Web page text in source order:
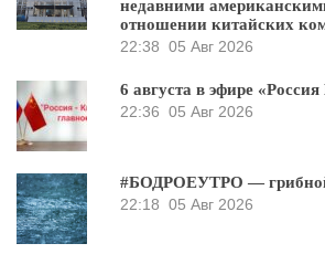
недавними
отношении китайских
22:38 05 Авг 2026
6 августа в эфире
22:36 05 Авг 2026
#БОДРОЕУТРО —
22:18 05 Авг 2026